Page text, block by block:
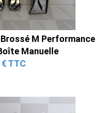
M Performance
Manuelle
TTC